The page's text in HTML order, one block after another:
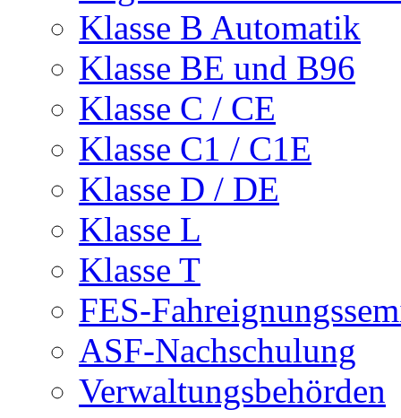
Klasse B Automatik
Klasse BE und B96
Klasse C / CE
Klasse C1 / C1E
Klasse D / DE
Klasse L
Klasse T
FES-
ASF-Nachschulung
Verwaltungsbehörden